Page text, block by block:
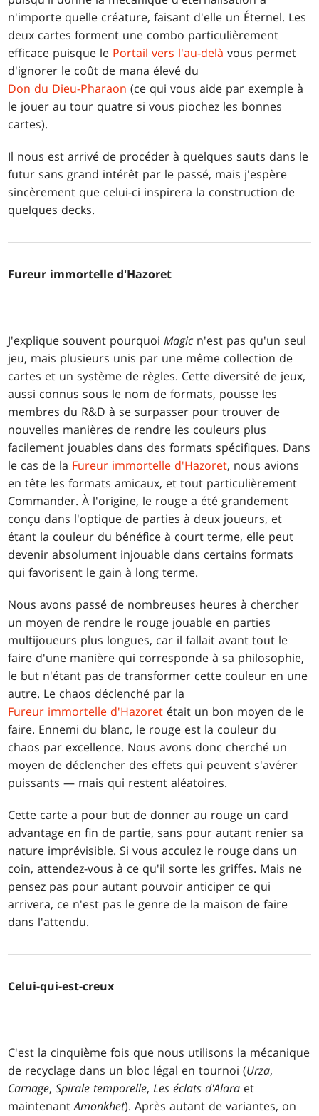
n'importe quelle créature, faisant d'elle un Éternel. Les
deux cartes forment une combo particulièrement
efficace puisque le Portail vers l'au-delà vous permet
d'ignorer le coût de mana élevé du
Don du Dieu-Pharaon (ce qui vous aide par exemple à
le jouer au tour quatre si vous piochez les bonnes
cartes).
Il nous est arrivé de procéder à quelques sauts dans le
futur sans grand intérêt par le passé, mais j'espère
sincèrement que celui-ci inspirera la construction de
quelques decks.
Fureur immortelle d'Hazoret
J'explique souvent pourquoiMagic n'est pas qu'un seul
jeu, mais plusieurs unis par une même collection de
cartes et un système de règles. Cette diversité de jeux,
aussi connus sous le nom de formats, pousse les
membres du R&D à se surpasser pour trouver de
nouvelles manières de rendre les couleurs plus
facilement jouables dans des formats spécifiques. Dans
le cas de la Fureur immortelle d'Hazoret, nous avions
en tête les formats amicaux, et tout particulièrement
Commander. À l'origine, le rouge a été grandement
conçu dans l'optique de parties à deux joueurs, et
étant la couleur du bénéfice à court terme, elle peut
devenir absolument injouable dans certains formats
qui favorisent le gain à long terme.
Nous avons passé de nombreuses heures à chercher
un moyen de rendre le rouge jouable en parties
multijoueurs plus longues, car il fallait avant tout le
faire d'une manière qui corresponde à sa philosophie,
le but n'étant pas de transformer cette couleur en une
autre. Le chaos déclenché par la
Fureur immortelle d'Hazoret était un bon moyen de le
faire. Ennemi du blanc, le rouge est la couleur du
chaos par excellence. Nous avons donc cherché un
moyen de déclencher des effets qui peuvent s'avérer
puissants — mais qui restent aléatoires.
Cette carte a pour but de donner au rouge un card
advantage en fin de partie, sans pour autant renier sa
nature imprévisible. Si vous acculez le rouge dans un
coin, attendez-vous à ce qu'il sorte les griffes. Mais ne
pensez pas pour autant pouvoir anticiper ce qui
arrivera, ce n'est pas le genre de la maison de faire
dans l'attendu.
Celui-qui-est-creux
C'est la cinquième fois que nous utilisons la mécanique
de recyclage dans un bloc légal en tournoi (Urza,
Carnage,Spirale temporelle,Les éclats d'Alara et
maintenantAmonkhet). Après autant de variantes, on